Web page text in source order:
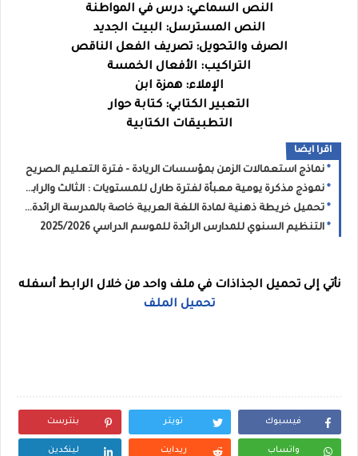
النص السماعي: درس في المواطنة
النص المسترسل: البيت الجديد
الصرف والتحويل: تصريف الفعل الناقص
التراكيب: الأفعال الخمسة
الإملاء: همزة ابن
التعبير الكتابي: كتابة حوار
التطبيقات الكتابية
اقرا ايضا
نماذج استعمالات الزمن بمؤسسات الريادة - فترة التعليم الصريح
نموذج مذكرة يومية معبأة لفترة طارل للمستويات : الثالث والرابع والخامس والسادس
تحميل خريطة ذهنية لمادة اللغة العربية خاصة بالمدرسة الرائدة PDF
التنظيم السنوي للمدارس الرائدة للموسم الدراسي 2025/2026
نأتي إلى تحميل الجذاذات في ملف واحد من خلال الرابط أسفله
تحميل الملف
فيسبوك تويتر بنترست
واتساب ريدايت لينكدين